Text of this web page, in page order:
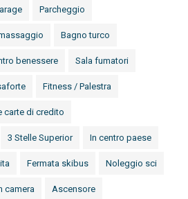
Parcheggio
Bagno turco
benessere Sala fumatori
Fitness / Palestra
carte di credito
3 Stelle Superior In centro paese
Fermata skibus Noleggio sci
camera Ascensore